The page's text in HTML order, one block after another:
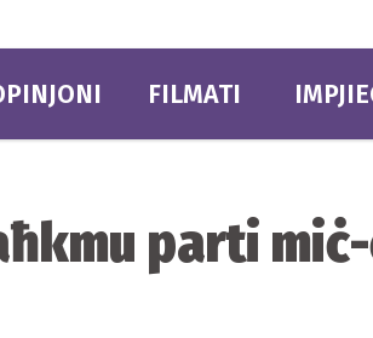
FILMATI
parti